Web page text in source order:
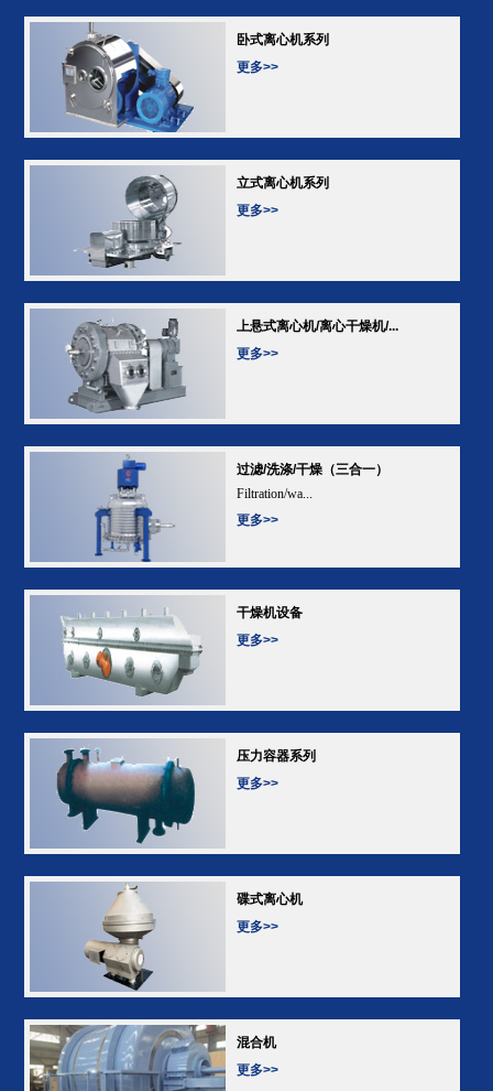
卧式离心机系列
更多>>
立式离心机系列
更多>>
上悬式离心机/离心干燥机/...
更多>>
过滤/洗涤/干燥（三合一）
Filtration/wa...
更多>>
干燥机设备
更多>>
压力容器系列
更多>>
碟式离心机
更多>>
混合机
更多>>